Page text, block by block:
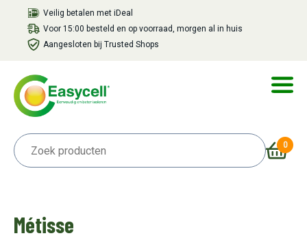
Veilig betalen met iDeal
Voor 15:00 besteld en op voorraad, morgen al in huis
Aangesloten bij Trusted Shops
0
Métisse